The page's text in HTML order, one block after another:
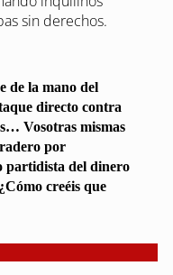
sin derechos.
de la mano del
directo contra
Vosotras mismas
por
partidista del dinero
creéis que